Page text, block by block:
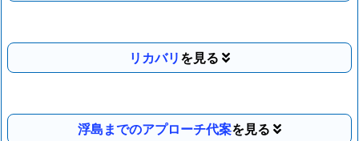
リカバリ
浮島までのアプローチ代案